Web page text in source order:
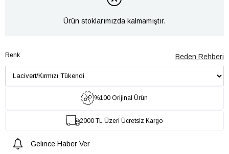
Ürün stoklarımızda kalmamıştır.
Renk Beden Rehberi
%100 Orijinal Ürün
2000 TL Üzeri Ücretsiz Kargo
Gelince Haber Ver